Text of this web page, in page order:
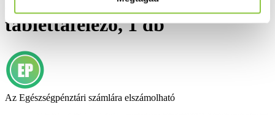
tablettafelező, 1 db
Az Egészségpénztári számlára elszámolható